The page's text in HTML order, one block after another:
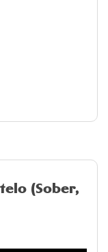
(Sober,